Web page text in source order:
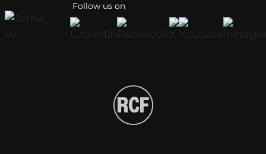
Follow us on